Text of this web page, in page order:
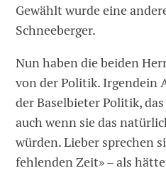
Gewählt wurde eine
Schneeberger.
Nun haben die beiden
von der Politik. Irgendein
der Baselbieter Politik,
auch wenn sie das
würden. Lieber sprechen
fehlenden Zeit» – als